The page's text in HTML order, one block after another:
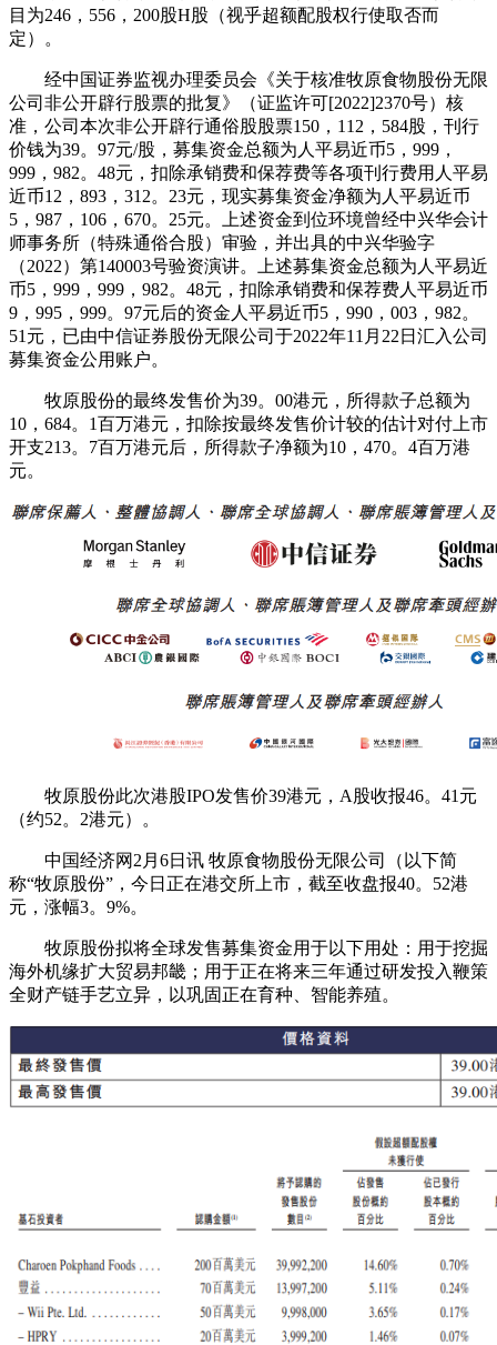
目为246，556，200股H股（视乎超额配股权行使取否而
定）。
经中国证券监视办理委员会《关于核准牧原食物股份无限
公司非公开辟行股票的批复》（证监许可[2022]2370号）核
准，公司本次非公开辟行通俗股股票150，112，584股，刊行
价钱为39。97元/股，募集资金总额为人平易近币5，999，
999，982。48元，扣除承销费和保荐费等各项刊行费用人平易
近币12，893，312。23元，现实募集资金净额为人平易近币
5，987，106，670。25元。上述资金到位环境曾经中兴华会计
师事务所（特殊通俗合股）审验，并出具的中兴华验字
（2022）第140003号验资演讲。上述募集资金总额为人平易近
币5，999，999，982。48元，扣除承销费和保荐费人平易近币
9，995，999。97元后的资金人平易近币5，990，003，982。
51元，已由中信证券股份无限公司于2022年11月22日汇入公司
募集资金公用账户。
牧原股份的最终发售价为39。00港元，所得款子总额为
10，684。1百万港元，扣除按最终发售价计较的估计对付上市
开支213。7百万港元后，所得款子净额为10，470。4百万港
元。
牧原股份此次港股IPO发售价39港元，A股收报46。41元
（约52。2港元）。
中国经济网2月6日讯 牧原食物股份无限公司（以下简
称“牧原股份”，今日正在港交所上市，截至收盘报40。52港
元，涨幅3。9%。
牧原股份拟将全球发售募集资金用于以下用处：用于挖掘
海外机缘扩大贸易邦畿；用于正在将来三年通过研发投入鞭策
全财产链手艺立异，以巩固正在育种、智能养殖。